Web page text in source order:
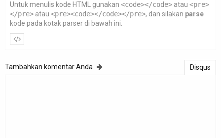
Untuk menulis kode HTML gunakan <code></code> atau <pre>
</pre> atau <pre><code></code></pre>, dan silakan parse
kode pada kotak parser di bawah ini.
Disqus
Tambahkan komentar Anda